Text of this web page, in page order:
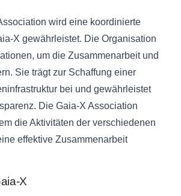
wird eine koordinierte
X gewährleistet. Die Organisation
um die Zusammenarbeit und
Sie trägt zur Schaffung einer
bei und gewährleistet
Die Gaia-X Association
die Aktivitäten der verschiedenen
effektive Zusammenarbeit
X